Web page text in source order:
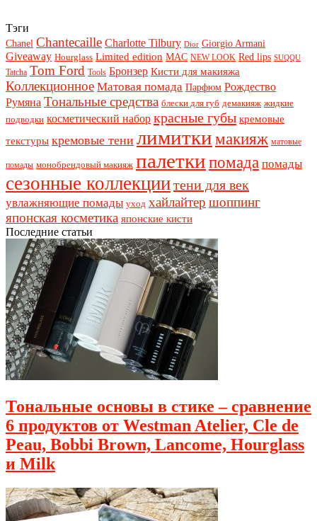
Тэги
Chanel Chantecaille Charlotte Tilbury Dior Giorgio Armani
Giveaway Hourglass Limited edition MAC NEW LOOK Red lips SUQQU
Tatcha Tom Ford Tools Бронзер Кисти для макияжа
Коллекционное Матовая помада Парфюм Рождество
Румяна Тональные средства блески для губ демакияж жидкие
подводки косметический набор красные губы кремовые
текстуры кремовые тени лимиткимакияж матовые
помады монобрендовый макияж палеткипомада помады
сезонные коллекциитени для век
увлажняющие помады уход хайлайтер шоппинг
японская косметика японские кисти
Последние статьи
Тональные основы в стике – сравнение
6 продуктов от Westman Atelier, Cle de
Peau, Bobbi Brown, Lancome, Hourglass
и Milk